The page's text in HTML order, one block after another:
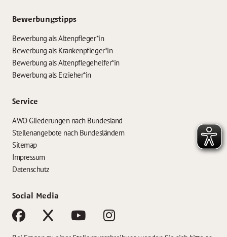
Bewerbungstipps
Bewerbung als Altenpfleger*in
Bewerbung als Krankenpfleger*in
Bewerbung als Altenpflegehelfer*in
Bewerbung als Erzieher*in
Service
AWO Gliederungen nach Bundesland
Stellenangebote nach Bundesländern
Sitemap
Impressum
Datenschutz
Social Media